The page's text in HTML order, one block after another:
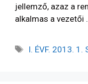
jellemző, azaz a
alkalmas a vezetői
I. ÉVF. 2013. 1.